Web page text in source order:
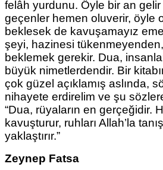
felâh yurdunu. Öyle bir an
geçenler hemen oluverir, öyle
beklesek de kavuşamayız
şeyi, hazinesi
beklemek gerekir. Dua,
büyük nimetlerdendir. Bir
çok güzel açıklamış aslında,
nihayete erdirelim ve şu
“Dua, rüyaların en gerçeğidir.
kavuşturur, ruhları Allah’la
yaklaştırır.”
Zeynep Fatsa